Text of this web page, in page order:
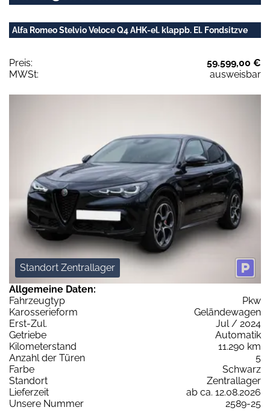
Alfa Romeo Stelvio Veloce Q4 AHK-el. klappb. El. Fondsitzve
Preis:
59.599,00 €
MWSt:
ausweisbar
Standort Zentrallager
Allgemeine Daten:
Fahrzeugtyp
Pkw
Karosserieform
Geländewagen
Erst-Zul.
Jul / 2024
Getriebe
Automatik
Kilometerstand
11.290 km
Anzahl der Türen
5
Farbe
Schwarz
Standort
Zentrallager
Lieferzeit
ab ca. 12.08.2026
Unsere Nummer
2589-25